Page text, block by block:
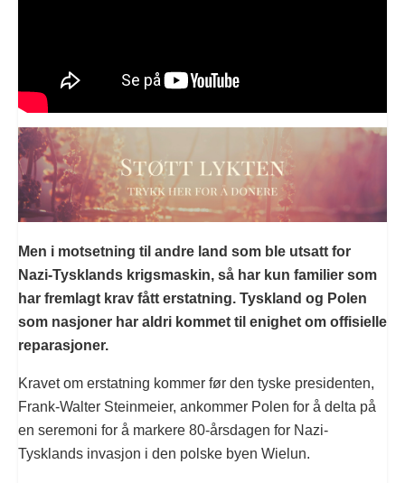
Men i motsetning til andre land som ble utsatt for
Nazi-Tysklands krigsmaskin, så har kun familier som
har fremlagt krav fått erstatning. Tyskland og Polen
som nasjoner har aldri kommet til enighet om offisielle
reparasjoner.
Kravet om erstatning kommer før den tyske presidenten,
Frank-Walter Steinmeier, ankommer Polen for å delta på
en seremoni for å markere 80-årsdagen for Nazi-
Tysklands invasjon i den polske byen Wielun.